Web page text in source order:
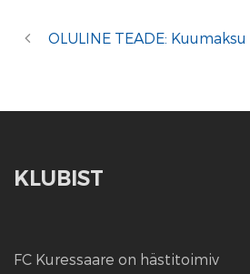
OLULINE TEADE:
KLUBIST
FC Kuressaare on hästitoimiv